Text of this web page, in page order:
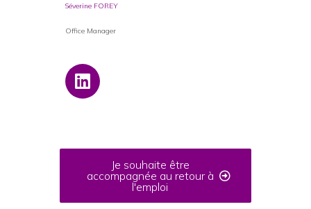
Séverine FOREY
Office Manager
Je souhaite être
accompagnée au retour à
l'emploi